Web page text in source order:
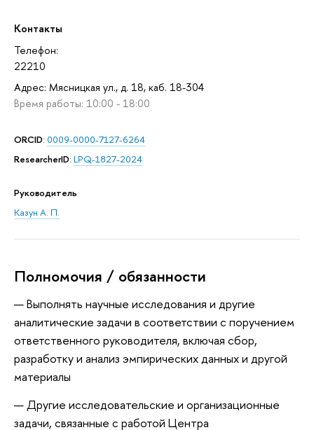
Контакты
Телефон:
22210
Адрес: Мясницкая ул., д. 18, каб. 18-304
Время работы: 10:00 - 18:00
ORCID: 0009-0000-7127-6264
ResearcherID: LPQ-1827-2024
Руководитель
Казун А. П.
Полномочия / обязанности
— Выполнять научные исследования и другие
аналитические задачи в соответствии с поручением
ответственного руководителя, включая сбор,
разработку и анализ эмпирических данных и другой
материалы
— Другие исследовательские и организационные
задачи, связанные с работой Центра